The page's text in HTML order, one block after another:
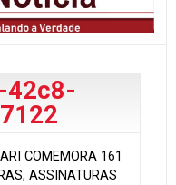
42c8-
COMEMORA 161
ASSINATURAS